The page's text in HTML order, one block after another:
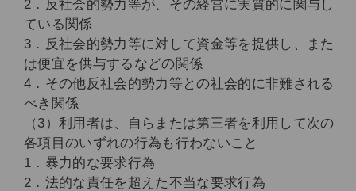
2．反社会的勢力等が、その経営に実質的に関与し
ている関係
3．反社会的勢力等に対して資金等を提供し、また
は便宜を供与するなどの関係
4．その他反社会的勢力等との社会的に非難される
べき関係
（3）利用者は、自らまたは第三者を利用して次の
各項目のいずれの行為も行わないこと
1．暴力的な要求行為
2．法的な責任を超えた不当な要求行為